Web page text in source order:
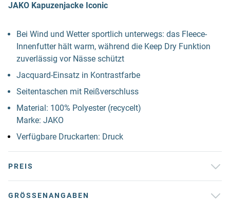
JAKO Kapuzenjacke Iconic
Bei Wind und Wetter sportlich unterwegs: das Fleece-
Innenfutter hält warm, während die Keep Dry Funktion
zuverlässig vor Nässe schützt
Jacquard-Einsatz in Kontrastfarbe
Seitentaschen mit Reißverschluss
Material: 100% Polyester (recycelt)
Marke: JAKO
Verfügbare Druckarten: Druck
PREIS
GRÖSSENANGABEN